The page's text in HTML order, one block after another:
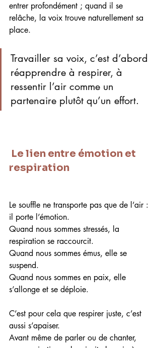
entrer profondément ; quand il se
relâche, la voix trouve naturellement sa
place.
Travailler sa voix, c’est d’abord
réapprendre à respirer, à
ressentir l’air comme un
partenaire plutôt qu’un effort.
Le lien entre émotion et
respiration
Le souffle ne transporte pas que de l’air :
il porte l’émotion.
Quand nous sommes stressés, la
respiration se raccourcit.
Quand nous sommes émus, elle se
suspend.
Quand nous sommes en paix, elle
s’allonge et se déploie.
C’est pour cela que respirer juste, c’est
aussi s’apaiser.
Avant même de parler ou de chanter,